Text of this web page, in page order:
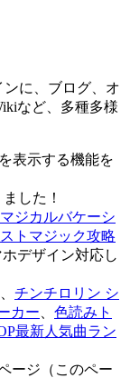
に、ブログ、オ
など、多種多様
表示する機能を
した！
マジカルバケーシ
トマジック攻略
ホデザイン対応し
チンチロリン シ
カー
色読みト
最新人気曲ラン
ージ（このペー